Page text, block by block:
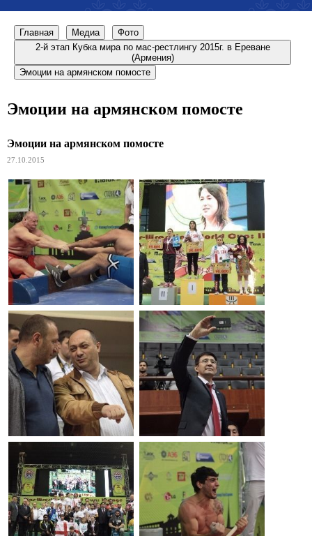
Главная Медиа
Фото
2-й этап Кубка мира по мас-рестлингу 2015г. в Ереване
(Армения)
Эмоции на армянском помосте
Эмоции на армянском помосте
Эмоции на армянском помосте
27.10.2015